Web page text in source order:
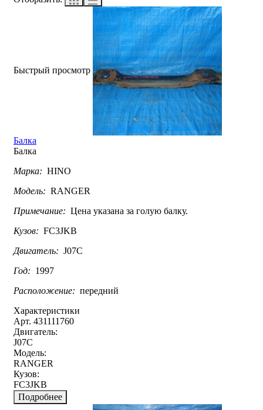
Быстрый просмотр
Балка
Балка
Марка: HINO
Модель: RANGER
Примечание: Цена указана за голую балку.
Кузов: FC3JKB
Двигатель: J07C
Год: 1997
Расположение: передний
Характеристики
Арт. 431111760
Двигатель:
J07C
Модель:
RANGER
Кузов:
FC3JKB
Подробнее